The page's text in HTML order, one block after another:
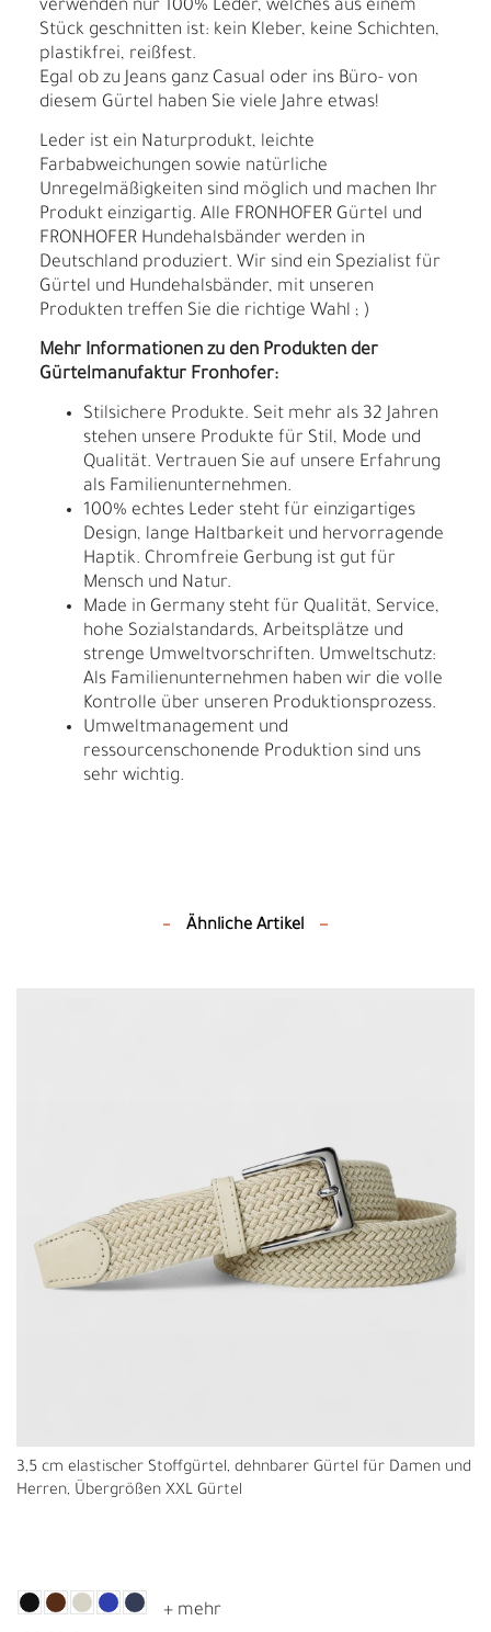
verwenden nur 100% Leder, welches aus einem
Stück geschnitten ist: kein Kleber, keine Schichten,
plastikfrei, reißfest.
Egal ob zu Jeans ganz Casual oder ins Büro- von
diesem Gürtel haben Sie viele Jahre etwas!
Leder ist ein Naturprodukt, leichte
Farbabweichungen sowie natürliche
Unregelmäßigkeiten sind möglich und machen Ihr
Produkt einzigartig. Alle FRONHOFER Gürtel und
FRONHOFER Hundehalsbänder werden in
Deutschland produziert. Wir sind ein Spezialist für
Gürtel und Hundehalsbänder, mit unseren
Produkten treffen Sie die richtige Wahl ; )
Mehr Informationen zu den Produkten der
Gürtelmanufaktur Fronhofer:
Stilsichere Produkte. Seit mehr als 32 Jahren
stehen unsere Produkte für Stil, Mode und
Qualität. Vertrauen Sie auf unsere Erfahrung
als Familienunternehmen.
100% echtes Leder steht für einzigartiges
Design, lange Haltbarkeit und hervorragende
Haptik. Chromfreie Gerbung ist gut für
Mensch und Natur.
Made in Germany steht für Qualität, Service,
hohe Sozialstandards, Arbeitsplätze und
strenge Umweltvorschriften. Umweltschutz:
Als Familienunternehmen haben wir die volle
Kontrolle über unseren Produktionsprozess.
Umweltmanagement und
ressourcenschonende Produktion sind uns
sehr wichtig.
Ähnliche Artikel
3,5 cm elastischer Stoffgürtel, dehnbarer Gürtel für Damen und
Herren, Übergrößen XXL Gürtel